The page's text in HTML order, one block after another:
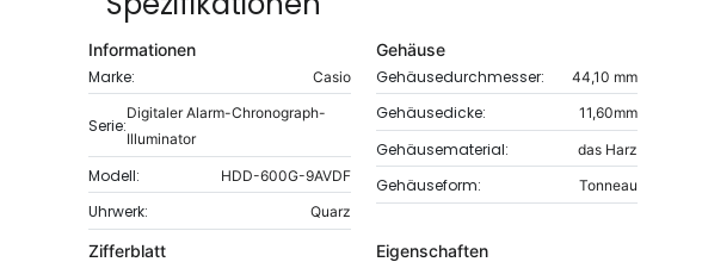
Informationen
Marke:
Casio
Serie:
Digitaler Alarm-Chronograph-
Illuminator
Modell: HDD-600G-9AVDF
Uhrwerk: Quarz
Gehäuse
Gehäusedurchmesser:
44,10 mm
Gehäusedicke: 11,60mm
Gehäusematerial: das Harz
Gehäuseform: Tonneau
Zifferblatt
Eigenschaften